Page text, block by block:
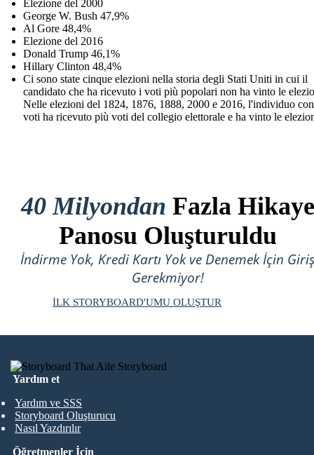
Elezione del 2000
George W. Bush 47,9%
Al Gore 48,4%
Elezione del 2016
Donald Trump 46,1%
Hillary Clinton 48,4%
Ci sono state cinque elezioni nella storia degli Stati Uniti in cui il
candidato che ha ricevuto i voti più popolari non ha vinto le
Nelle elezioni del 1824, 1876, 1888, 2000 e 2016, l'individuo
voti ha ricevuto più voti del collegio elettorale e ha vinto le
40 Milyondan Fazla Hikaye
Panosu Oluşturuldu
İndirme Yok, Kredi Kartı Yok ve Denemek İçin Giriş
Gerekmiyor!
İLK STORYBOARD'UMU OLUŞTUR
Yardım et
Yardım ve SSS
Storyboard Oluşturucu
Nasıl Yazdırılır
Öğretmenler İçin